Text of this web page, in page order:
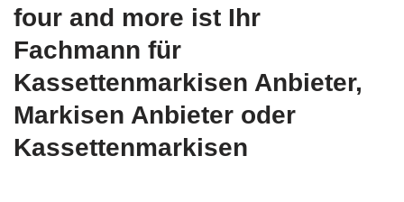
four and more ist Ihr
Fachmann für
Kassettenmarkisen Anbieter,
Markisen Anbieter oder
Kassettenmarkisen